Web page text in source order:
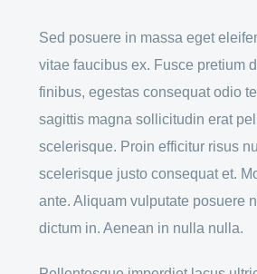
Sed posuere in massa eget
vitae faucibus ex. Fusce pretium
finibus, egestas consequat odio
sagittis magna sollicitudin erat
scelerisque. Proin efficitur risus
scelerisque justo consequat et.
ante. Aliquam vulputate posuere
dictum in. Aenean in nulla nulla.